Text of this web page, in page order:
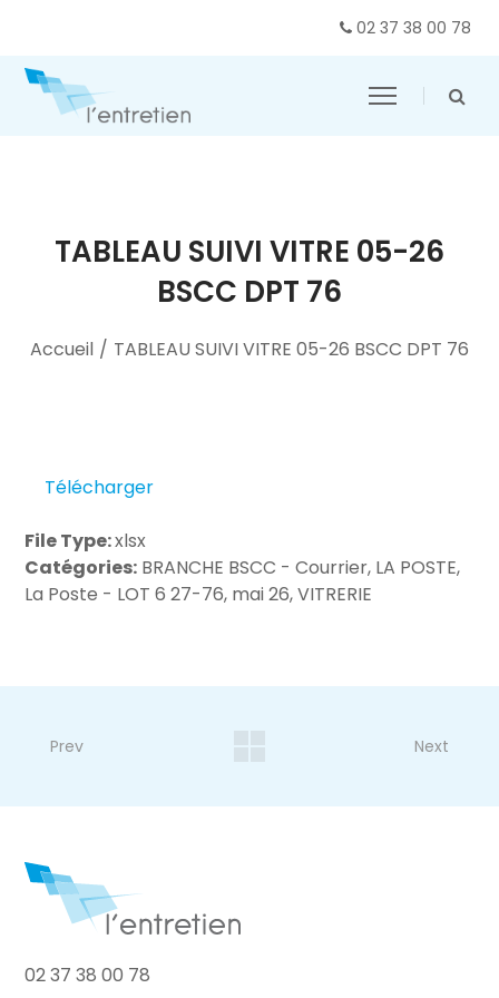
02 37 38 00 78
TABLEAU SUIVI VITRE 05-26
BSCC DPT 76
Accueil / TABLEAU SUIVI VITRE 05-26 BSCC DPT 76
Télécharger
File Type:xlsx
Catégories: BRANCHE BSCC - Courrier, LA POSTE,
La Poste - LOT 6 27-76, mai 26, VITRERIE
Prev Next
02 37 38 00 78